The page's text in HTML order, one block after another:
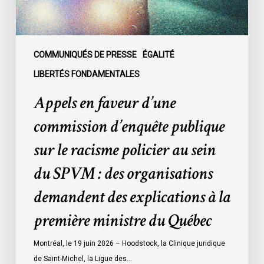
COMMUNIQUÉS DE PRESSE ÉGALITÉ
LIBERTÉS FONDAMENTALES
le
racisme
SPVM
organisations
explications
première
ministre
Appels en faveur d’une
commission d’enquête publique
sur le racisme policier au sein
du SPVM : des organisations
demandent des explications à la
première ministre du Québec
Montréal, le 19 juin 2026 – Hoodstock, la Clinique juridique
de Saint-Michel, la Ligue des…